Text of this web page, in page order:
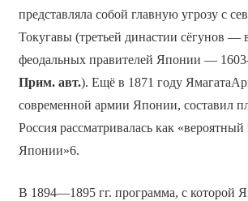
представляла собой главную угрозу с
Токугавы (третьей династии сёгунов —
феодальных правителей Японии —
Прим. авт.). Ещё в 1871 году
современной армии Японии, составил
Россия рассматривалась как
Японии»6.
В 1894—1895 гг. программа, с которой